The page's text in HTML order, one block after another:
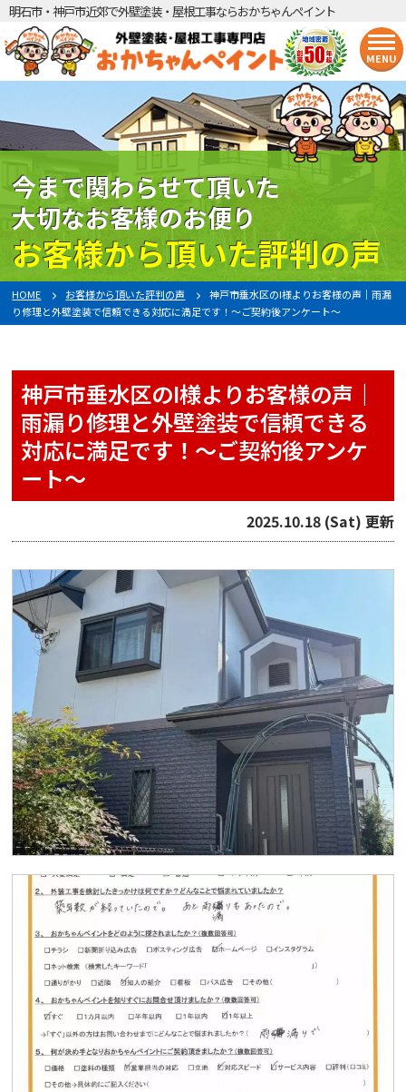
明石市・神戸市近郊で外壁塗装・屋根工事ならおかちゃんペイント
MENU
今まで関わらせて頂いた
大切なお客様のお便り
お客様から頂いた評判の声
HOME お客様から頂いた評判の声
神戸市垂水区のI様よりお客様の声｜雨漏
り修理と外壁塗装で信頼できる対応に満足です！～ご契約後アンケート～
神戸市垂水区のI様よりお客様の声｜
雨漏り修理と外壁塗装で信頼できる
対応に満足です！～ご契約後アンケ
ート～
2025.10.18 (Sat) 更新